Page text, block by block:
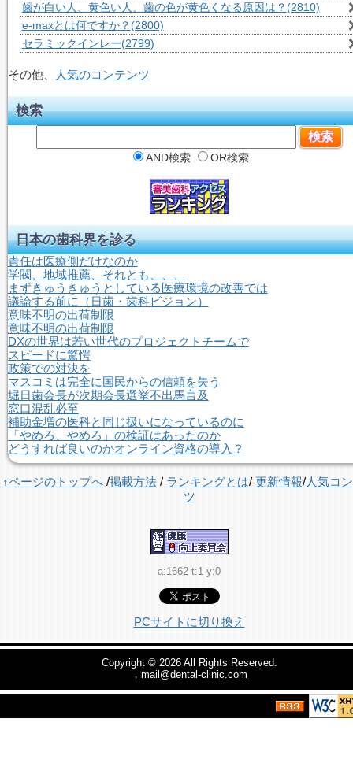
歯が白い人、黄色い人、歯の色が黄色くなる原因は？ (2810)
e-maxとは何ですか？ (2800)
セラミックインレー(2799)
その他、 人気のコンテンツ
検索
AND検索 OR検索
日本の歯科界を診る
責任は医療側だけなのか
学閥、地域推薦、それとも、、、
まずきゅうきゅうとしている医療環境の改善では
議論する前に（日歯・歯科ビジョン）
意味不明の出荷制限
意味不明の出荷制限
DXの世界は若い世代のプロジェクトチームで
スピードに驚愕
政策での対決を
マスコミは完全に国民からの信頼を失う
堀日歯会長が次期会長選挙不出馬言及
窓口混乱必至
補助金増の医科と同じ扱いになっているのに
「やめろ、やめろ」の検証はあったのか
どうすれば良いのかオンライン資格の導入？
↑ページのトップへ/掲載方法/ ランキングとは/ 更新情報/人気コ
ツ
a:1662 t:1 y:0
PCサイトに切り換え
Copyright © 2026 All Rights Reserved.
，mail@dental-clinic.com